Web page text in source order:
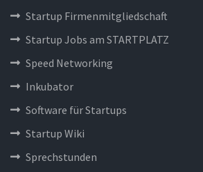
Startup Firmenmitgliedschaft
Startup Jobs am STARTPLATZ
Speed Networking
Inkubator
Software für Startups
Startup Wiki
Sprechstunden